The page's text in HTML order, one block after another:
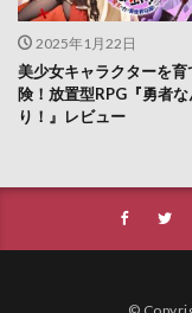
2025年1月22日
美少女キャラクターを育
険！放置型RPG『勇者
り！』レビュー